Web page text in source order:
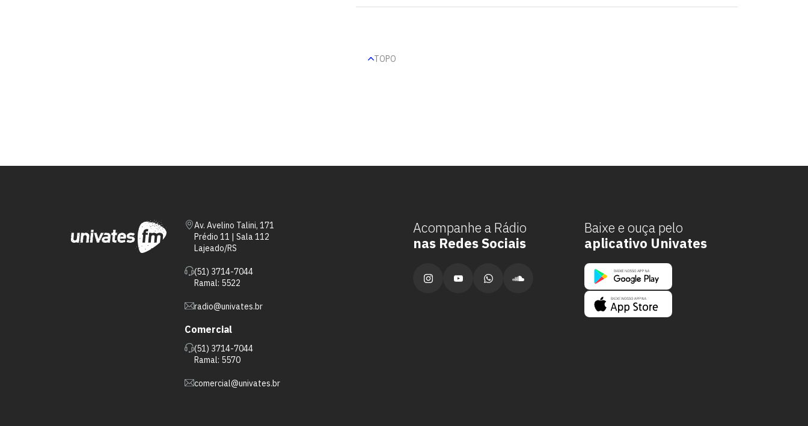
TOPO
Av. Avelino Talini, 171
Prédio 11 | Sala 112
Lajeado/RS
(51) 3714-7044
Ramal: 5522
radio@univates.br
Comercial
(51) 3714-7044
Ramal: 5570
comercial@univates.br
Acompanhe a Rádio
nas Redes Sociais
Baixe e ouça pelo
aplicativo Univates